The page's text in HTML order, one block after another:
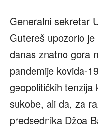
Generalni sekretar
Gutereš upozorio
danas znatno gora
pandemije kovida-
geopolitičkih tenzija
sukobe, ali da, za
predsednika Džoa